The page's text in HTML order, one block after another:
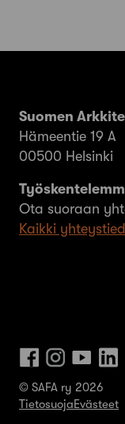
Suomen
Hämeentie 19 A
00500 Helsinki
Ota suoraan
Kaikki
© SAFA ry 2026
TietosuojaEvästeet